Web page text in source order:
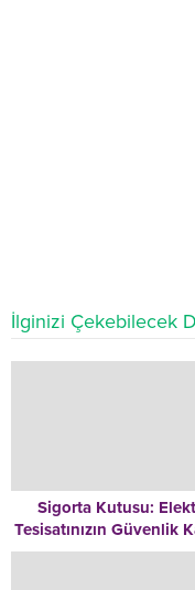
İlginizi Çekebilecek
Sigorta Kutusu:
Tesisatınızın Güvenlik